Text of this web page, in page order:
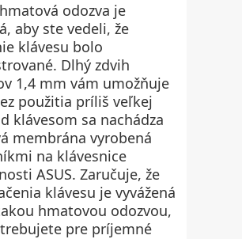
odozva je
aby ste vedeli, že
klávesu bolo
Dlhý zdvih
1,4 mm vám umožňuje
použitia príliš veľkej
klávesom sa nachádza
membrána vyrobená
na klávesnice
ASUS. Zaručuje, že
klávesu je vyvážená
hmatovou odozvou,
pre príjemné